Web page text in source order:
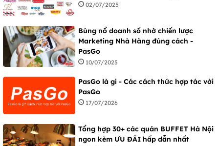
02/07/2025
Bùng nổ doanh số nhờ chiến lược
Marketing Nhà Hàng đúng cách -
PasGo
10/07/2025
PasGo là gì - Các cách thức hợp tác với
PasGo
17/07/2026
Tổng hợp 30+ các quán BUFFET Hà Nội
ngon kèm ƯU ĐÃI hấp dẫn nhất